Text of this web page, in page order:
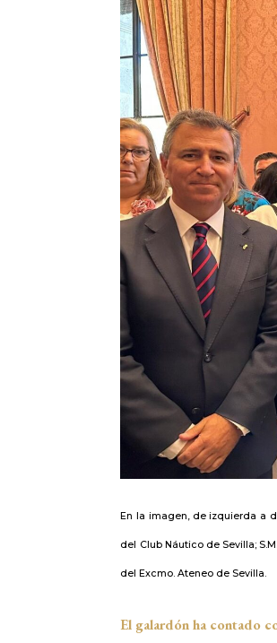
En la imagen, de izquierda a
del Club Náutico de Sevilla;
del Excmo. Ateneo de Sevilla.
El galardónha contado